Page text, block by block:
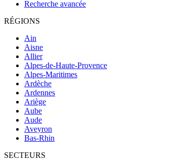
Recherche avancée
RÉGIONS
Ain
Aisne
Allier
Alpes-de-Haute-Provence
Alpes-Maritimes
Ardèche
Ardennes
Ariège
Aube
Aude
Aveyron
Bas-Rhin
SECTEURS